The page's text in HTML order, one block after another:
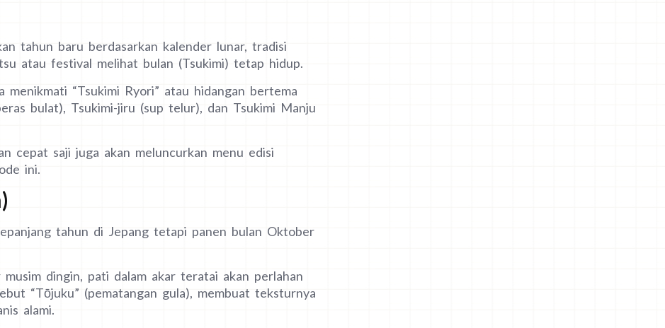
tahun baru berdasarkan kalender lunar, tradisi
atau festival melihat bulan (Tsukimi) tetap hidup.
menikmati “Tsukimi Ryori” atau hidangan bertema
bulat), Tsukimi-jiru (sup telur), dan Tsukimi Manju
cepat saji juga akan meluncurkan menu edisi
ini.
tahun di Jepang tetapi panen bulan Oktober
dingin, pati dalam akar teratai akan perlahan
“Tōjuku” (pematangan gula), membuat teksturnya
alami.